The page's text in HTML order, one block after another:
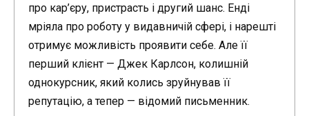
про кар’єру, пристрасть і другий шанс. Енді
мріяла про роботу у видавничій сфері, і нарешті
отримує можливість проявити себе. Але її
перший клієнт — Джек Карлсон, колишній
однокурсник, який колись зруйнував її
репутацію, а тепер — відомий письменник.